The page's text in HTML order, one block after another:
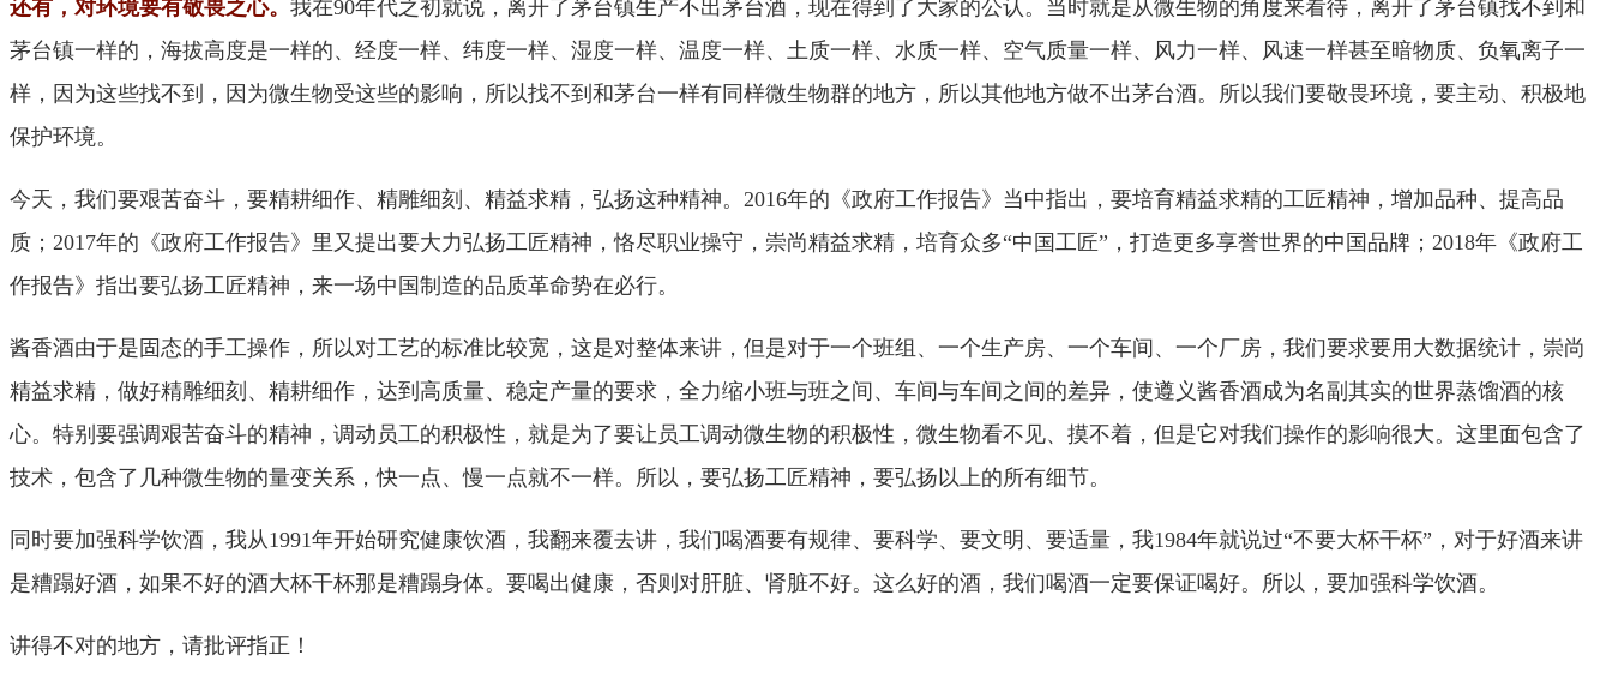
还有，对环境要有敬畏之心。 我在90年代之初就说，离开了茅台镇生产不出茅台酒，现在得到了大家的公认。当时就是从微生物的角度来看待，离开了茅台镇找不到和
茅台镇一样的，海拔高度是一样的、经度一样、纬度一样、湿度一样、温度一样、土质一样、水质一样、空气质量一样、风力一样、风速一样甚至暗物质、负氧离子一
样，因为这些找不到，因为微生物受这些的影响，所以找不到和茅台一样有同样微生物群的地方，所以其他地方做不出茅台酒。所以我们要敬畏环境，要主动、积极地
保护环境。
今天，我们要艰苦奋斗，要精耕细作、精雕细刻、精益求精，弘扬这种精神。2016年的《政府工作报告》当中指出，要培育精益求精的工匠精神，增加品种、提高品
质；2017年的《政府工作报告》里又提出要大力弘扬工匠精神，恪尽职业操守，崇尚精益求精，培育众多“中国工匠”，打造更多享誉世界的中国品牌；2018年《政府工
作报告》指出要弘扬工匠精神，来一场中国制造的品质革命势在必行。
酱香酒由于是固态的手工操作，所以对工艺的标准比较宽，这是对整体来讲，但是对于一个班组、一个生产房、一个车间、一个厂房，我们要求要用大数据统计，崇尚
精益求精，做好精雕细刻、精耕细作，达到高质量、稳定产量的要求，全力缩小班与班之间、车间与车间之间的差异，使遵义酱香酒成为名副其实的世界蒸馏酒的核
心。特别要强调艰苦奋斗的精神，调动员工的积极性，就是为了要让员工调动微生物的积极性，微生物看不见、摸不着，但是它对我们操作的影响很大。这里面包含了
技术，包含了几种微生物的量变关系，快一点、慢一点就不一样。所以，要弘扬工匠精神，要弘扬以上的所有细节。
同时要加强科学饮酒，我从1991年开始研究健康饮酒，我翻来覆去讲，我们喝酒要有规律、要科学、要文明、要适量，我1984年就说过“不要大杯干杯”，对于好酒来讲
是糟蹋好酒，如果不好的酒大杯干杯那是糟蹋身体。要喝出健康，否则对肝脏、肾脏不好。这么好的酒，我们喝酒一定要保证喝好。所以，要加强科学饮酒。
讲得不对的地方，请批评指正！